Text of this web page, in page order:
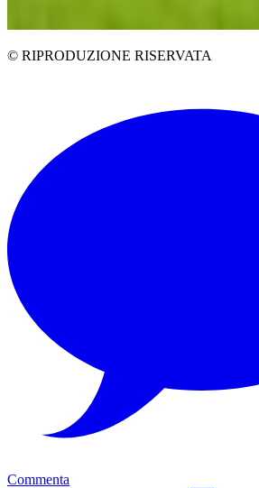
© RIPRODUZIONE RISERVATA
Commenta